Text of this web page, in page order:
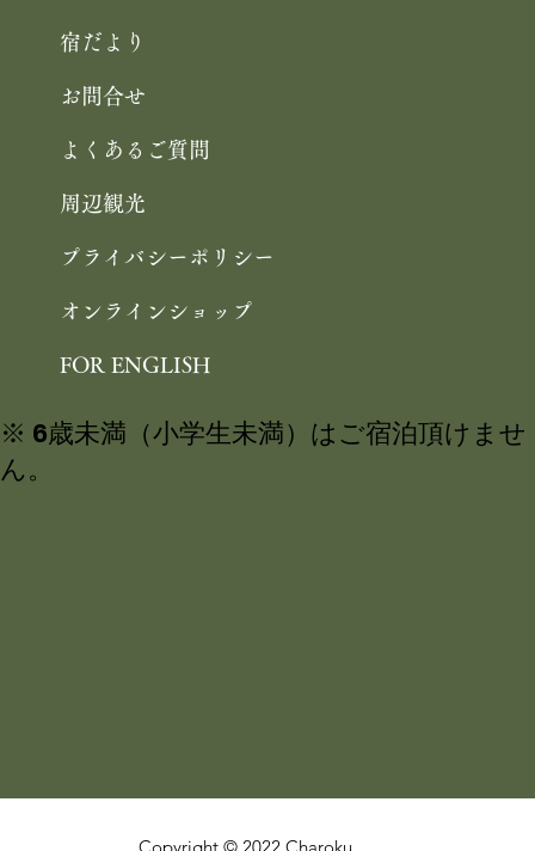
宿だより
お問合せ
よくあるご質問
周辺観光
プライバシーポリシー
オンラインショップ
FOR ENGLISH
※ 6歳未満（小学生未満）はご宿泊頂けませ
ん。